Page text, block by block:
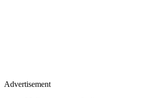
Advertisement